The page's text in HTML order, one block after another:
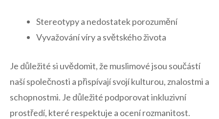
Stereotypy‌ a nedostatek porozumění
Vyvažování víry a světského života
Je důležité si uvědomit, že muslimové jsou součástí
naší společnosti a přispívají svojí kulturou, znalostmi a
schopnostmi. Je důležité podporovat inkluzivní
prostředí, které respektuje ⁣a ocení ‌rozmanitost.